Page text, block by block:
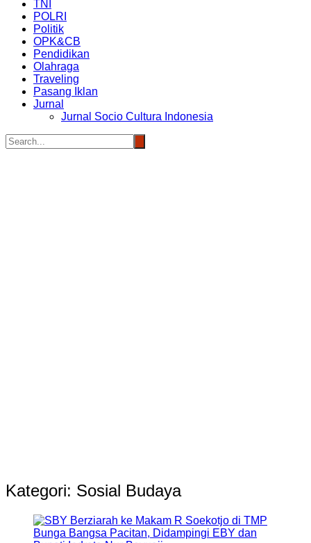
TNI
POLRI
Politik
OPK&CB
Pendidikan
Olahraga
Traveling
Pasang Iklan
Jurnal
Jurnal Socio Cultura Indonesia
Kategori: Sosial Budaya